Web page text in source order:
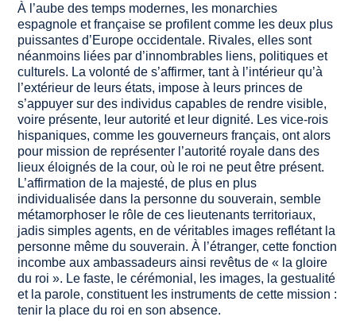
À l’aube des temps modernes, les monarchies
espagnole et française se profilent comme les deux plus
puissantes d’Europe occidentale. Rivales, elles sont
néanmoins liées par d’innombrables liens, politiques et
culturels. La volonté de s’affirmer, tant à l’intérieur qu’à
l’extérieur de leurs états, impose à leurs princes de
s’appuyer sur des individus capables de rendre visible,
voire présente, leur autorité et leur dignité. Les vice-rois
hispaniques, comme les gouverneurs français, ont alors
pour mission de représenter l’autorité royale dans des
lieux éloignés de la cour, où le roi ne peut être présent.
L’affirmation de la majesté, de plus en plus
individualisée dans la personne du souverain, semble
métamorphoser le rôle de ces lieutenants territoriaux,
jadis simples agents, en de véritables images reflétant la
personne même du souverain. À l’étranger, cette fonction
incombe aux ambassadeurs ainsi revêtus de « la gloire
du roi ». Le faste, le cérémonial, les images, la gestualité
et la parole, constituent les instruments de cette mission :
tenir la place du roi en son absence.